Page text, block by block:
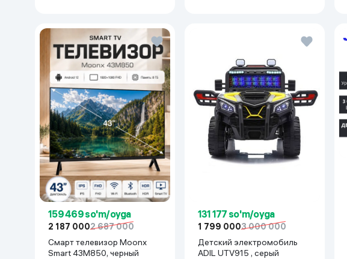
159 469 so'm/oyga
2 187 0002 687 000
Смарт телевизор Moonx
Smart 43M850, черный
131 177 so'm/oyga
1 799 0003 000 000
Детский электромобиль
ADIL UTV915 , серый